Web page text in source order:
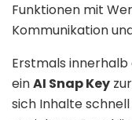
Funktionen mit
Kommunikation
Erstmals innerhalb
einAI Snap Key
sich Inhalte